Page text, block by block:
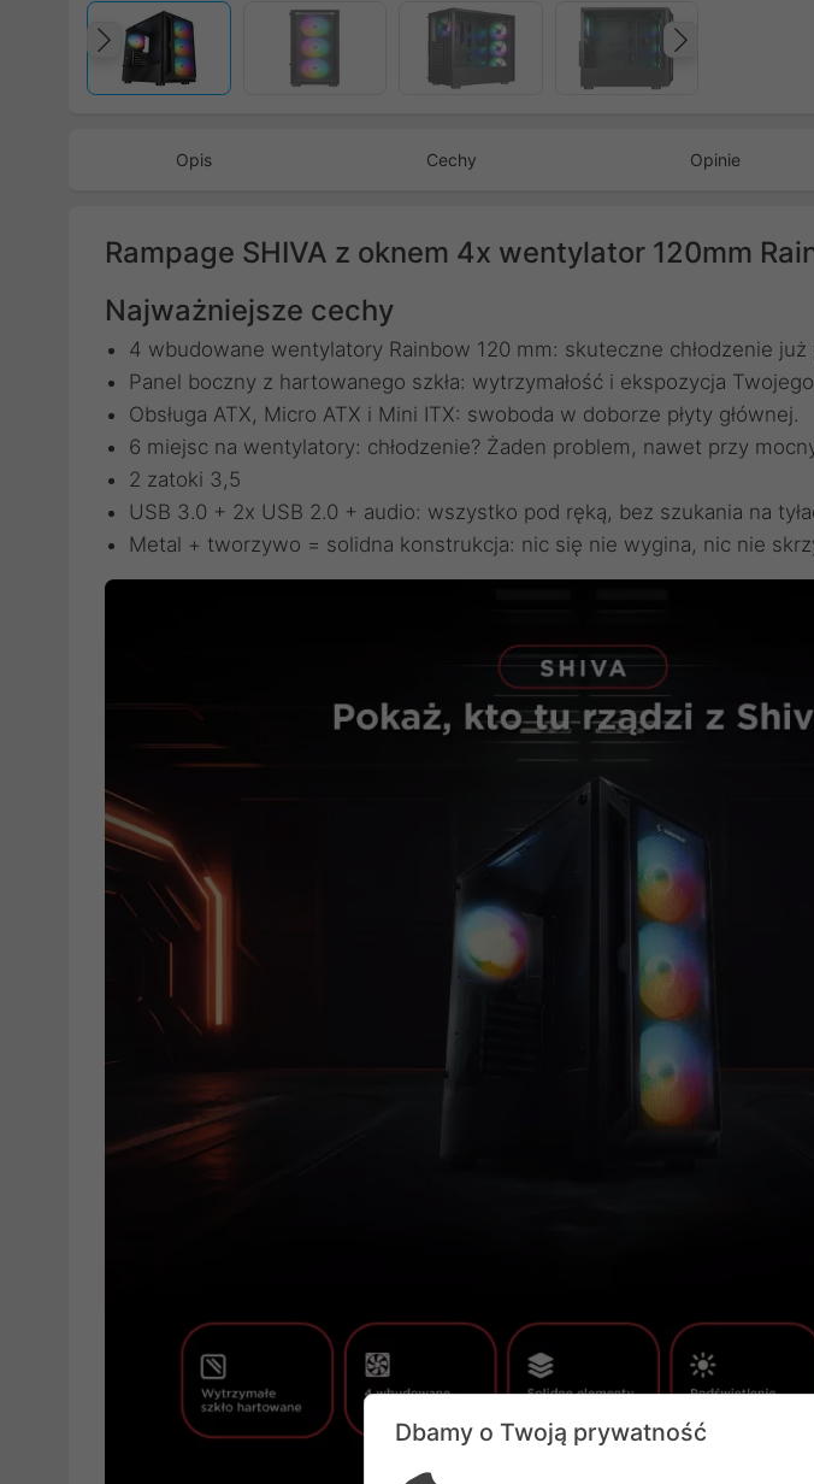
Poprzedni
Opis Cechy Opinie
Rampage SHIVA z oknem 4x wentylator 120mm
Najważniejsze cechy
4 wbudowane wentylatory Rainbow 120 mm: skuteczne chłodzenie już
Panel boczny z hartowanego szkła: wytrzymałość i ekspozycja Twojego
Obsługa ATX, Micro ATX i Mini ITX: swoboda w doborze płyty głównej.
6 miejsc na wentylatory: chłodzenie? Żaden problem, nawet przy
2 zatoki 3,5
USB 3.0 + 2x USB 2.0 + audio: wszystko pod ręką, bez szukania na
Metal + tworzywo = solidna konstrukcja: nic się nie wygina, nic nie
Dbamy o Twoją prywatność